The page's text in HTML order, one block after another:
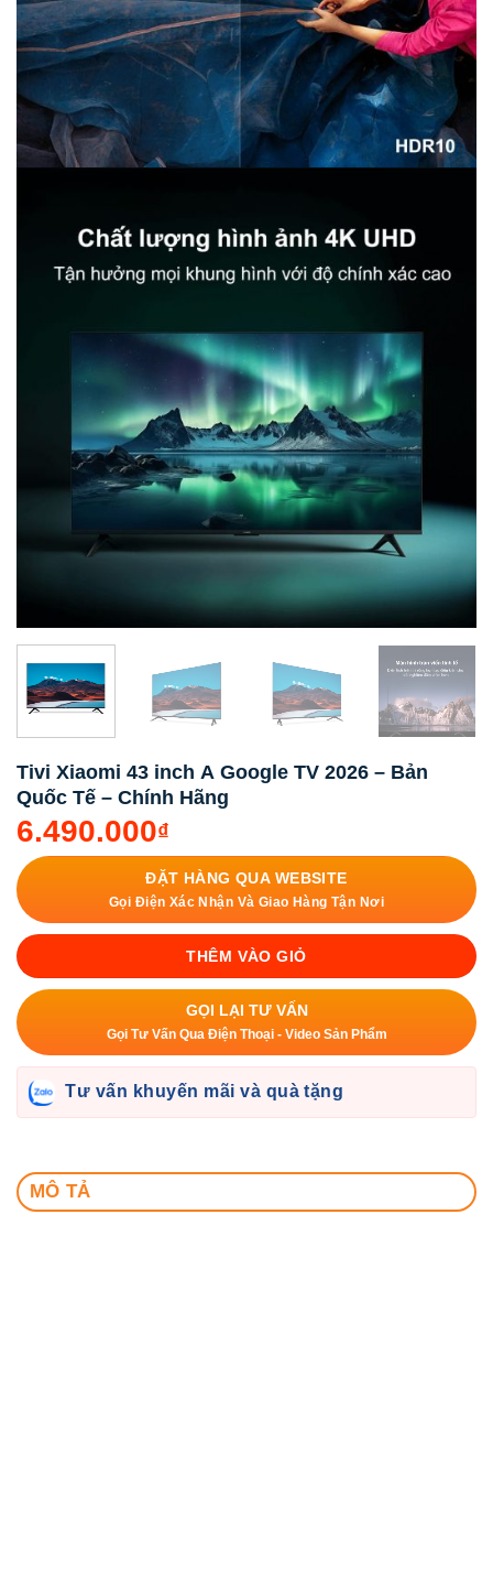
Tivi Xiaomi 43 inch A Google TV 2026 – Bản
Quốc Tế – Chính Hãng
6.490.000₫
ĐẶT HÀNG QUA WEBSITE
Gọi Điện Xác Nhận Và Giao Hàng Tận Nơi
THÊM VÀO GIỎ
Tư vấn khuyến mãi và quà tặng
GỌI LẠI TƯ VẤN
Gọi Tư Vấn Qua Điện Thoại - Video Sản Phẩm
MÔ TẢ